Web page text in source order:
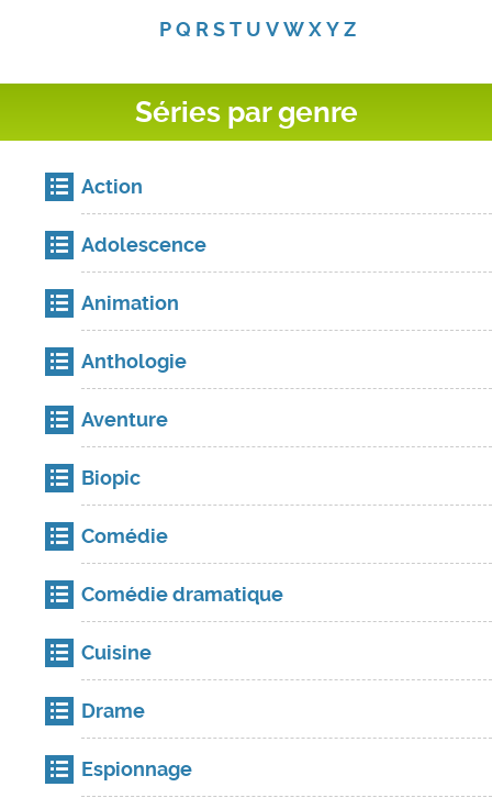
P Q R S T U V W X Y Z
Séries par genre
Action
Adolescence
Animation
Anthologie
Aventure
Biopic
Comédie
Comédie dramatique
Cuisine
Drame
Espionnage